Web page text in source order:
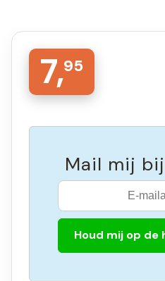
7,95
Mail mij
Houd mij op de